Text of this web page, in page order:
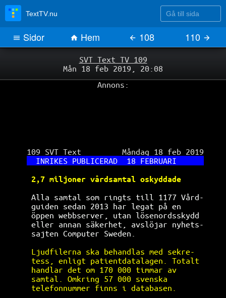
SVT Text TV 109
Mån 18 feb 2019, 20:08
Annons:
109 SVT Text         Måndag 18 feb 2019
INRIKES PUBLICERAD  18 FEBRUARI
2,7 miljoner vårdsamtal oskyddade
Alla samtal som ringts till 1177 Vård-
guiden sedan 2013 har legat på en
öppen webbserver, utan lösenordsskydd
eller annan säkerhet, avslöjar nyhets-
sajten Computer Sweden.
Ljudfilerna ska behandlas med sekre-
tess, enligt patientdatalagen. Totalt
handlar det om 170 000 timmar av
samtal. Omkring 57 000 svenska
telefonnummer finns i databasen.
TextTV.nu Gå till sida
Sidor Hem 108 110